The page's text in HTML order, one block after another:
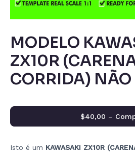
MODELO
ZX10R
CORRIDA) NÃO
Isto é um KAWASAKI ZX10R
$40,00 –